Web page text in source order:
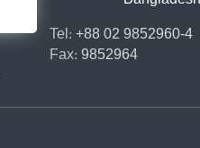
Tel: +88 02 9852960-4
Fax: 9852964